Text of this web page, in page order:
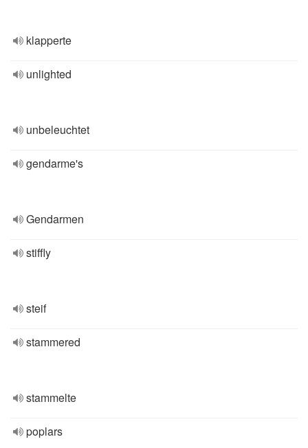
klapperte
unlighted
unbeleuchtet
gendarme's
Gendarmen
stiffly
steif
stammered
stammelte
poplars